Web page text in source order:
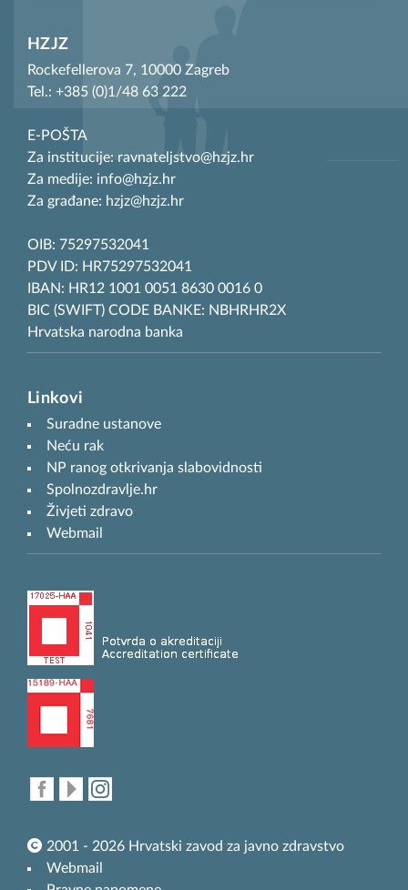
HZJZ
Rockefellerova 7, 10000 Zagreb
Tel.: +385 (0)1/48 63 222
E-POŠTA
Za institucije: ravnateljstvo@hzjz.hr
Za medije: info@hzjz.hr
Za građane: hzjz@hzjz.hr
OIB: 75297532041
PDV ID: HR75297532041
IBAN: HR12 1001 0051 8630 0016 0
BIC (SWIFT) CODE BANKE: NBHRHR2X
Hrvatska narodna banka
Linkovi
Suradne ustanove
Neću rak
NP ranog otkrivanja slabovidnosti
Spolnozdravlje.hr
Živjeti zdravo
Webmail
2001 - 2026 Hrvatski zavod za javno zdravstvo
Webmail